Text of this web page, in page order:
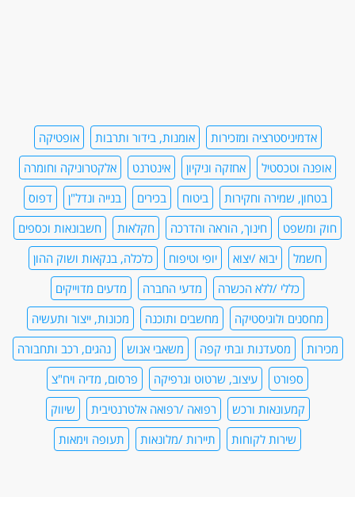
אדמיניסטרציה ומזכירות אומנות, בידור ותרבות
אופטיקה
אופנה וטכסטיל
אחזקה וניקיון אינטרנט
אלקטרוניקה וחומרה
בטחון, שמירה וחקירות
ביטוח בכירים בנייה ונדל"ן
דפוס
חוק ומשפט
חינוך, הוראה והדרכה חקלאות
חשבונאות וכספים
חשמל
יבוא /יצוא יופי וטיפוח
כלכלה, בנקאות ושוק ההון
כללי /ללא הכשרה
מדעי החברה
מדעים מדוייקים
מחסנים ולוגיסטיקה
מחשבים ותוכנה
מכונות, ייצור ותעשיה
מכירות
מסעדנות ובתי קפה משאבי אנוש
נהגים, רכב ותחבורה
ספורט
עיצוב, שרטוט וגרפיקה
פרסום, מדיה ויח"צ
קמעונאות ורכש
רפואה /רפואה אלטרנטיבית
שיווק
שירות לקוחות
תיירות /מלונאות תעופה וימאות